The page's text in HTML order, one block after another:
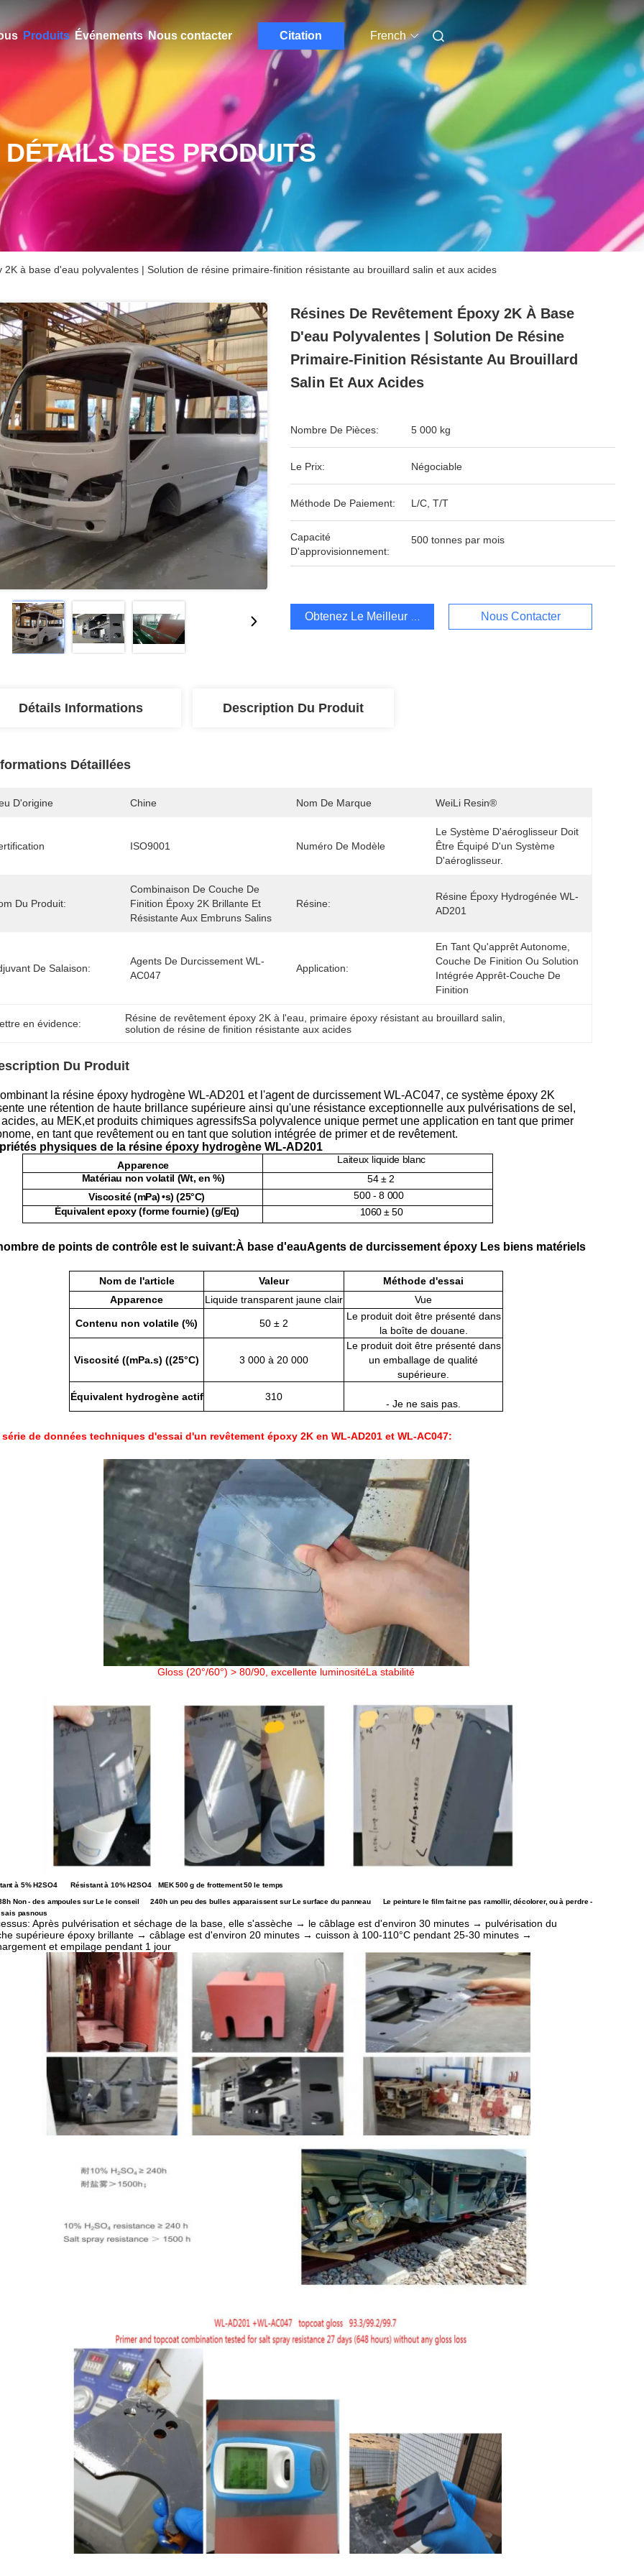
Produits Événements Nous contacter Citation French
DÉTAILS DES PRODUITS
à base d'eau polyvalentes | Solution de résine primaire-finition résistante au brouillard salin et aux acides
Résines De Revêtement Époxy 2K À Base
D'eau Polyvalentes | Solution De Résine
Primaire-Finition Résistante Au Brouillard
Salin Et Aux Acides
Nombre De Pièces: 5 000 kg
Le Prix: Négociable
Méthode De Paiement: L/C, T/T
Capacité
D'approvisionnement:
500 tonnes par mois
Obtenez Le Meilleur Prix Nous Contacter
Détails Informations Description Du Produit
Détaillées
D'origine Chine Nom De Marque WeiLi Resin®
ISO9001 Numéro De Modèle
Le Système D'aéroglisseur Doit
Être Équipé D'un Système
D'aéroglisseur.
Du Produit:
Combinaison De Couche De
Finition Époxy 2K Brillante Et
Résistante Aux Embruns Salins
Résine:
Résine Époxy Hydrogénée WL-
AD201
De Salaison:
Agents De Durcissement WL-
AC047
Application:
En Tant Qu'apprêt Autonome,
Couche De Finition Ou Solution
Intégrée Apprêt-Couche De
Finition
en évidence: Résine de revêtement époxy 2K à l'eau primaire époxy résistant au brouillard salin
solution de résine de finition résistante aux acides
Du Produit
la résine époxy hydrogène WL-AD201 et l'agent de durcissement WL-AC047, ce système époxy 2K
une rétention de haute brillance supérieure ainsi qu'une résistance exceptionnelle aux pulvérisations de sel,
au MEK,et produits chimiques agressifsSa polyvalence unique permet une application en tant que primer
en tant que revêtement ou en tant que solution intégrée de primer et de revêtement.
physiques de la résine époxy hydrogène WL-AD201
Apparence Laiteux liquide blanc
Matériau non volatil (Wt, en %)
54 ± 2
Viscosité (mPa)•s) (25°C) 500 - 8 000
Équivalent epoxy (forme fournie) (g/Eq)
1060 ± 50
de points de contrôle est le suivant:À base d'eauAgents de durcissement époxy Les biens matériels
Nom de l'article Valeur
Méthode d'essai
Apparence
Liquide transparent jaune clair Vue
Contenu non volatile (%) 50 ± 2
Le produit doit être présenté dans
la boîte de douane.
Viscosité ((mPa.s) ((25°C) 3 000 à 20 000
Le produit doit être présenté dans
un emballage de qualité
supérieure.
Équivalent hydrogène actif
310
- Je ne sais pas.
série de données techniques d'essai d'un revêtement époxy 2K en WL-AD201 et WL-AC047:
Gloss (20°/60°) > 80/90, excellente luminositéLa stabilité
à 5% H2SO4 Résistant à 10% H2SO4 MEK 500 g de frottement 50 le temps
Non - des ampoules sur Le le conseil 240h un peu des bulles apparaissent sur Le surface du panneau Le peinture le film fait ne pas ramollir, décolorer, ou à perdre -
pasnous
Après pulvérisation et séchage de la base, elle s'assèche → le câblage est d'environ 30 minutes → pulvérisation du
supérieure époxy brillante → câblage est d'environ 20 minutes → cuisson à 100-110°C pendant 25-30 minutes →
et empilage pendant 1 jour